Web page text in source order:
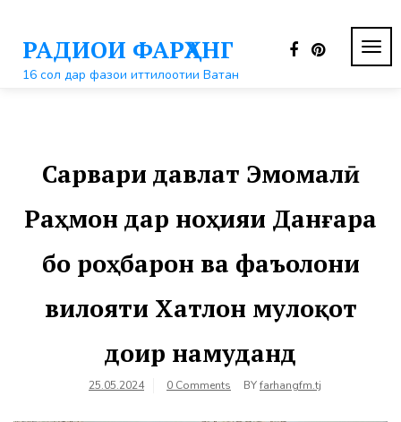
контентуРАДИОИ ФАРҲАНГ
16 сол дар фазои иттилоотии Ватан
Сарвари давлат Эмомалӣ
Раҳмон дар ноҳияи Данғара
бо роҳбарон ва фаъолони
вилояти Хатлон мулоқот
доир намуданд
25.05.2024 0 Comments BYfarhangfm.tj